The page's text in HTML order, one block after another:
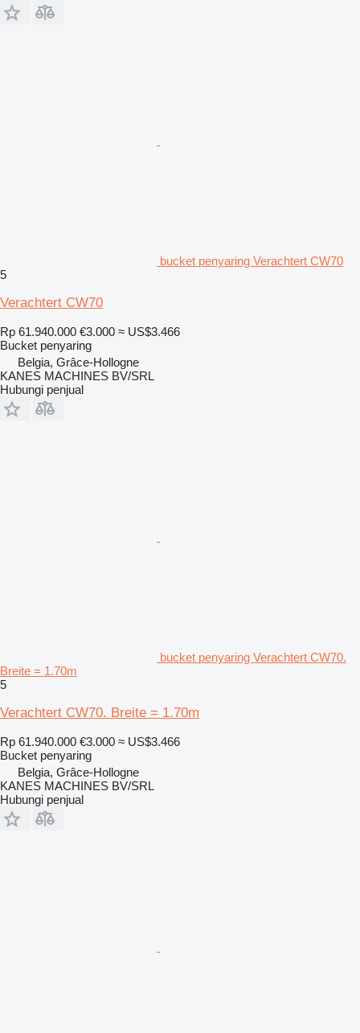
bucket penyaring Verachtert CW70
5
Verachtert CW70
Rp 61.940.000 €3.000 ≈ US$3.466
Bucket penyaring
Belgia, Grâce-Hollogne
KANES MACHINES BV/SRL
Hubungi penjual
bucket penyaring Verachtert CW70.
Breite = 1.70m
5
Verachtert CW70. Breite = 1.70m
Rp 61.940.000 €3.000 ≈ US$3.466
Bucket penyaring
Belgia, Grâce-Hollogne
KANES MACHINES BV/SRL
Hubungi penjual